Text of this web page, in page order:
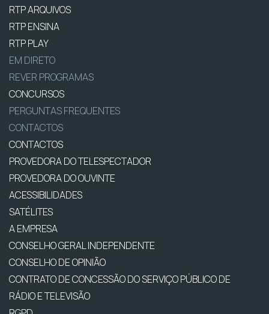
RTP ARQUIVOS
RTP ENSINA
RTP PLAY
EM DIRETO
REVER PROGRAMAS
CONCURSOS
PERGUNTAS FREQUENTES
CONTACTOS
CONTACTOS
PROVEDORA DO TELESPECTADOR
PROVEDORA DO OUVINTE
ACESSIBILIDADES
SATÉLITES
A EMPRESA
CONSELHO GERAL INDEPENDENTE
CONSELHO DE OPINIÃO
CONTRATO DE CONCESSÃO DO SERVIÇO PÚBLICO DE
RÁDIO E TELEVISÃO